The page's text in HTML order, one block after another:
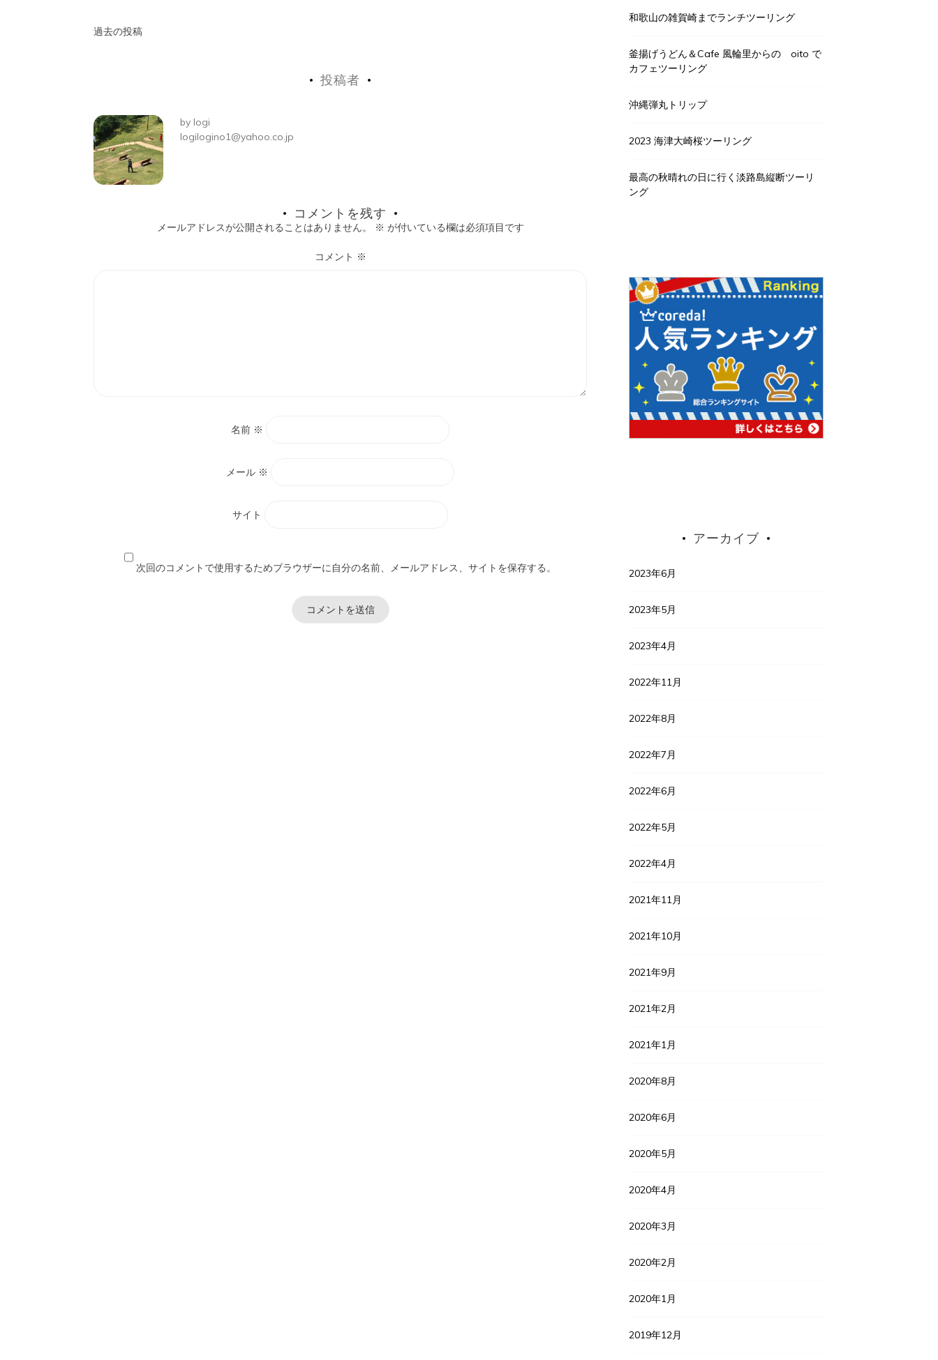
投
ビ
ゲ
ー
過去の投稿
投稿者
by logi
logilogino1@yahoo.co.jp
コメントを残す
メールアドレスが公開されることはありません。 ※ が付いている欄は必須項目です
コメント ※
名前 ※
メール ※
サイト
次回のコメントで使用するためブラウザーに自分の名前、メールアドレス、サイトを保存する。
和歌山の雑賀崎までランチツーリング
釜揚げうどん＆Cafe 風輪里からの oito で
カフェツーリング
沖縄弾丸トリップ
2023 海津大崎桜ツーリング
最高の秋晴れの日に行く淡路島縦断ツーリ
ング
アーカイブ
2023年6月
2023年5月
2023年4月
2022年11月
2022年8月
2022年7月
2022年6月
2022年5月
2022年4月
2021年11月
2021年10月
2021年9月
2021年2月
2021年1月
2020年8月
2020年6月
2020年5月
2020年4月
2020年3月
2020年2月
2020年1月
2019年12月